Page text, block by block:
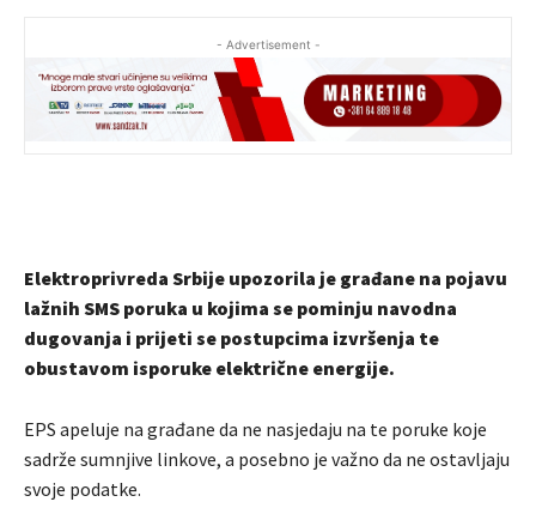
- Advertisement -
Elektroprivreda Srbije upozorila je građane na pojavu
lažnih SMS poruka u kojima se pominju navodna
dugovanja i prijeti se postupcima izvršenja te
obustavom isporuke električne energije.
EPS apeluje na građane da ne nasjedaju na te poruke koje
sadrže sumnjive linkove, a posebno je važno da ne ostavljaju
svoje podatke.